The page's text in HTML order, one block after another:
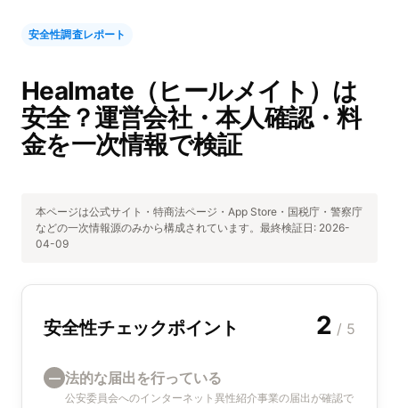
安全性調査レポート
Healmate（ヒールメイト）は
安全？運営会社・本人確認・料
金を一次情報で検証
本ページは公式サイト・特商法ページ・App Store・国税庁・警察庁
などの一次情報源のみから構成されています。最終検証日: 2026-
04-09
安全性チェックポイント 2 / 5
— 法的な届出を行っている
公安委員会へのインターネット異性紹介事業の届出が確認で